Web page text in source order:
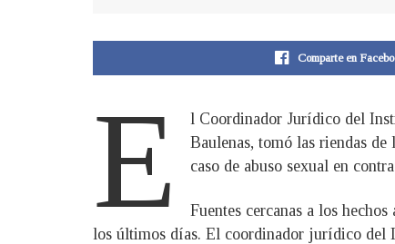
Comparte en
E
l Coordinador Jurídico del
Baulenas, tomó las riendas
caso de abuso sexual en
Fuentes cercanas a los
los últimos días. El coordinador jurídico del